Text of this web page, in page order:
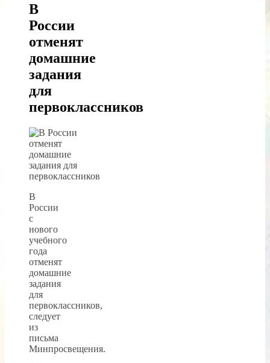
В
России
отменят
домашние
задания
для
первоклассников
В
России
с
нового
учебного
года
отменят
домашние
задания
для
первоклассников,
следует
из
письма
Минпросвещения.